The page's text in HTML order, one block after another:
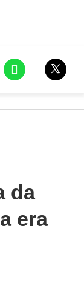
da
era